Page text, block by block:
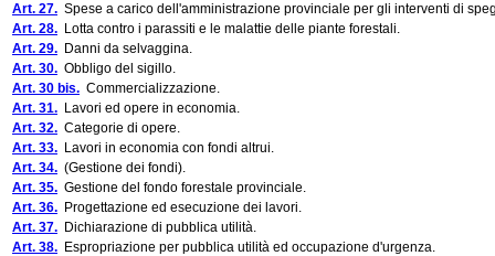
Art. 27. Spese a carico dell'amministrazione provinciale per gli interventi di
Art. 28. Lotta contro i parassiti e le malattie delle piante forestali.
Art. 29. Danni da selvaggina.
Art. 30. Obbligo del sigillo.
Art. 30 bis. Commercializzazione.
Art. 31. Lavori ed opere in economia.
Art. 32. Categorie di opere.
Art. 33. Lavori in economia con fondi altrui.
Art. 34. (Gestione dei fondi).
Art. 35. Gestione del fondo forestale provinciale.
Art. 36. Progettazione ed esecuzione dei lavori.
Art. 37. Dichiarazione di pubblica utilità.
Art. 38. Espropriazione per pubblica utilità ed occupazione d'urgenza.